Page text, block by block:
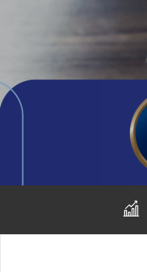
Hardware & Fitting